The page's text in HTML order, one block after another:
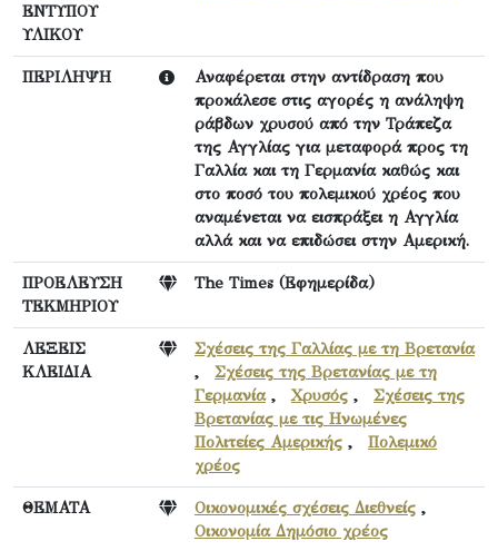
ΕΝΤΥΠΟΥ
ΥΛΙΚΟΥ
ΠΕΡΙΛΗΨΗ
Αναφέρεται στην αντίδραση που
προκάλεσε στις αγορές η ανάληψη
ράβδων χρυσού από την Τράπεζα
της Αγγλίας για μεταφορά προς τη
Γαλλία και τη Γερμανία καθώς και
στο ποσό του πολεμικού χρέος που
αναμένεται να εισπράξει η Αγγλία
αλλά και να επιδώσει στην Αμερική.
ΠΡΟΕΛΕΥΣΗ
ΤΕΚΜΗΡΙΟΥ
The Times (Εφημερίδα)
ΛΕΞΕΙΣ
ΚΛΕΙΔΙΑ
Σχέσεις της Γαλλίας με τη Βρετανία
, Σχέσεις της Βρετανίας με τη
Γερμανία,Χρυσός , Σχέσεις της
Βρετανίας με τις Ηνωμένες
Πολιτείες Αμερικής , Πολεμικό
χρέος
ΘΕΜΑΤΑ Οικονομικές σχέσεις Διεθνείς ,
Οικονομία Δημόσιο χρέος